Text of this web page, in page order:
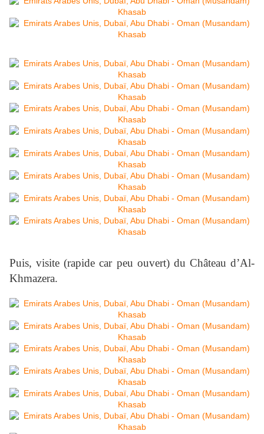
Puis, visite (rapide car peu ouvert) du Château d’Al-
Khmazera.